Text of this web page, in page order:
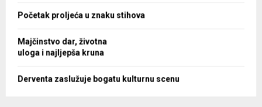
Početak proljeća u znaku stihova
Majčinstvo dar, životna
uloga i najljepša kruna
Derventa zaslužuje bogatu kulturnu scenu